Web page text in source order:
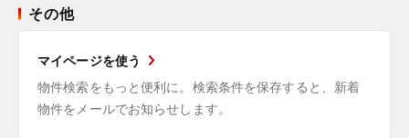
その他
マイページを使う
物件検索をもっと便利に。検索条件を保存すると、新着
物件をメールでお知らせします。